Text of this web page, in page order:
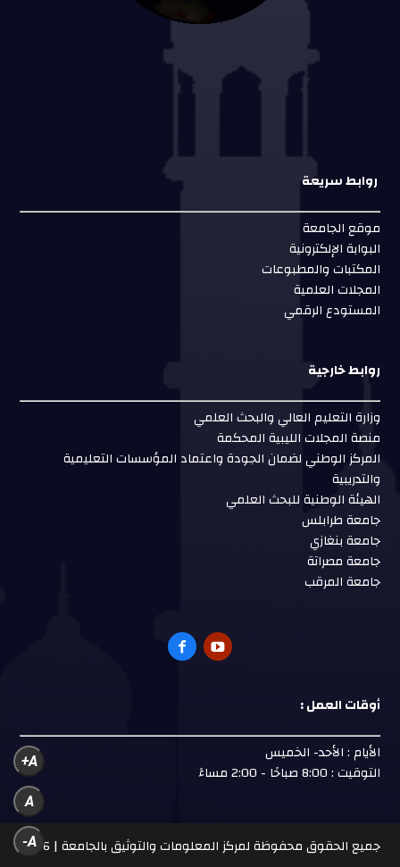
روابط سريعة
موقع الجامعة
البوابة الإلكترونية
المكتبات والمطبوعات
المجلات العلمية
المستودع الرقمي
روابط خارجية
وزارة التعليم العالي والبحث العلمي
منصة المجلات الليبية المحكمة
المركز الوطني لضمان الجودة واعتماد المؤسسات التعليمية
والتدريبية
الهيئة الوطنية للبحث العلمي
جامعة طرابلس
جامعة بنغازي
جامعة مصراتة
جامعة المرقب
أوقات العمل :
الأيام : الأحد- الخميس
التوقيت : 8:00 صباحًا - 2:00 مساءً
جميع الحقوق محفوظة لمركز المعلومات والتوثيق بالجامعة | 2026
A+
A
A-